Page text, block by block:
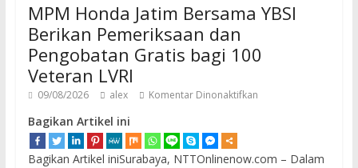
MPM Honda Jatim Bersama YBSI
Berikan Pemeriksaan dan
Pengobatan Gratis bagi 100
Veteran LVRI
09/08/2026 alex Komentar Dinonaktifkan
Bagikan Artikel ini
Bagikan Artikel iniSurabaya, NTTOnlinenow.com – Dalam